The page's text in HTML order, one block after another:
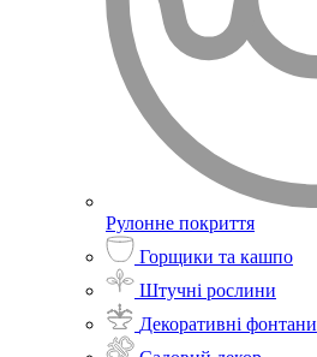
Рулонне покриття
Горщики та кашпо
Штучні рослини
Декоративні фонтани